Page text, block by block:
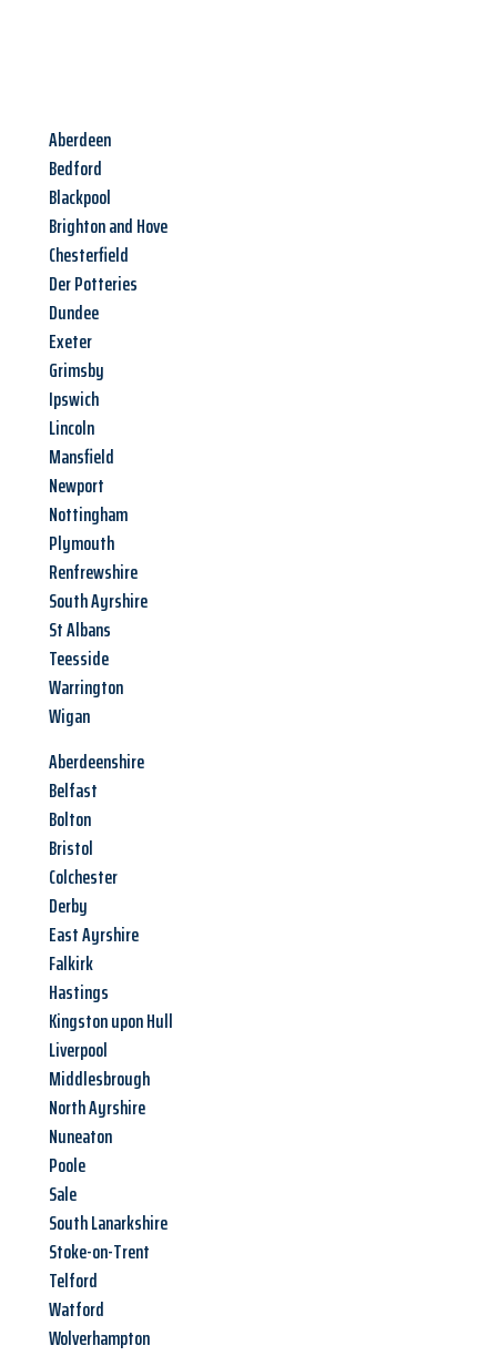
Aberdeen
Bedford
Blackpool
Brighton and Hove
Chesterfield
Der Potteries
Dundee
Exeter
Grimsby
Ipswich
Lincoln
Mansfield
Newport
Nottingham
Plymouth
Renfrewshire
South Ayrshire
St Albans
Teesside
Warrington
Wigan
Aberdeenshire
Belfast
Bolton
Bristol
Colchester
Derby
East Ayrshire
Falkirk
Hastings
Kingston upon Hull
Liverpool
Middlesbrough
North Ayrshire
Nuneaton
Poole
Sale
South Lanarkshire
Stoke-on-Trent
Telford
Watford
Wolverhampton